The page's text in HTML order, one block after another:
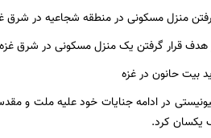
هدف قرار گرفتن یک منزل مسکونی در شرق غزه
در ادامه جنایات خود علیه ملت و
یکسان کرد.